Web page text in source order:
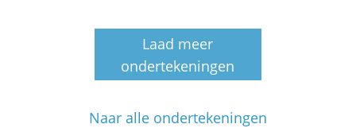
Laad meer
ondertekeningen
Naar alle ondertekeningen